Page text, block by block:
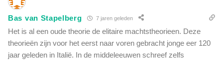
p
k
k
e
Bas van Stapelberg 7 jaren geleden
Het is al een oude theorie de elitaire machtstheorieen. Deze
theorieën zijn voor het eerst naar voren gebracht jonge eer 120
jaar geleden in Italië. In de middeleeuwen schreef zelfs